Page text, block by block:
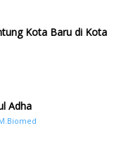
Kota Baru di Kota
Adha